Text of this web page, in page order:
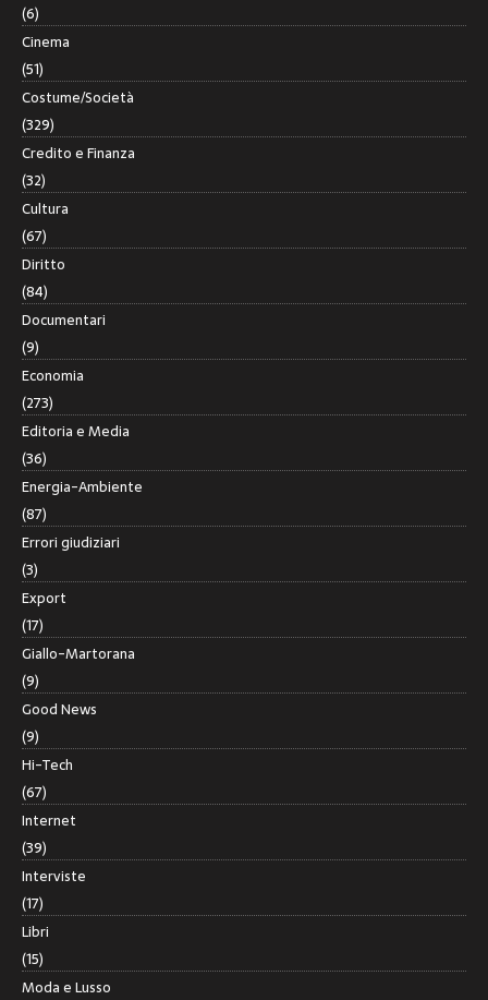
(6)
Cinema
(51)
Costume/Società
(329)
Credito e Finanza
(32)
Cultura
(67)
Diritto
(84)
Documentari
(9)
Economia
(273)
Editoria e Media
(36)
Energia-Ambiente
(87)
Errori giudiziari
(3)
Export
(17)
Giallo-Martorana
(9)
Good News
(9)
Hi-Tech
(67)
Internet
(39)
Interviste
(17)
Libri
(15)
Moda e Lusso